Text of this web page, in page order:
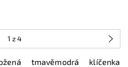
1 z 4
tmavěmodrá klíčenka